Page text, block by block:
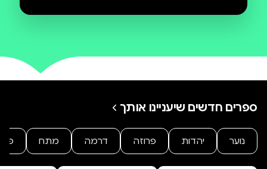
ספרים חדשים שיעניינו אותך
נוער יהדות פרוזה דרמה מתח